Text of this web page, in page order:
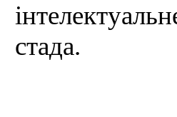
стада.